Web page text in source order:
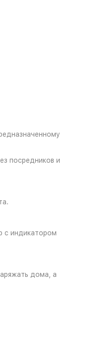
посредников и
с индикатором
дома, а